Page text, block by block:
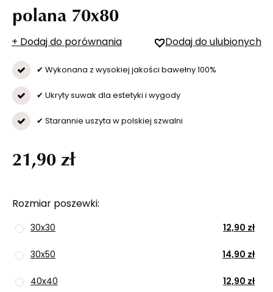
polana 70x80
+ Dodaj do porównania Dodaj do ulubionych
✔ Wykonana z wysokiej jakości bawełny 100%
✔ Ukryty suwak dla estetyki i wygody
✔ Starannie uszyta w polskiej szwalni
Rozmiar poszewki
30x30 12,90 zł
30x50 14,90 zł
40x40 12,90 zł
21,90 zł